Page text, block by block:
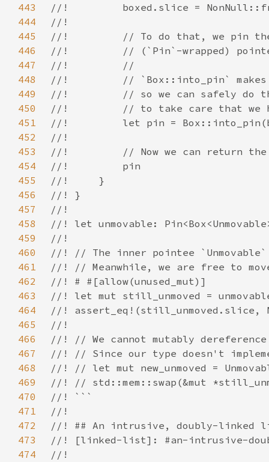
443
444
445
446
447
448
449
450
451
452
453
454
455
456
457
458
459
460
461
462
463
464
465
466
467
468
469
470
471
472
473
474